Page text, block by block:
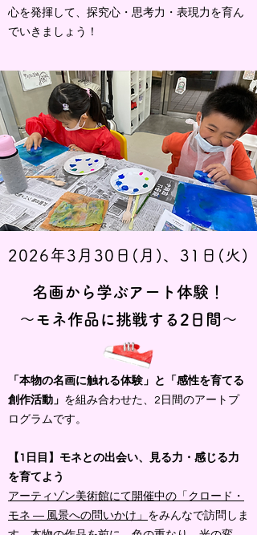
心を発揮して、探究心・思考力・表現力を育ん
でいきましょう！
2026年3月30日(月)、31日(火)
名画から学ぶアート体験！
〜モネ作品に挑戦する2日間〜
「本物の名画に触れる体験」と「感性を育てる
創作活動」 を組み合わせた、2日間のアートプ
ログラムです。
【1日目】モネとの出会い、見る力・感じる力
を育てよう
アーティゾン美術館にて開催中の「クロード・
モネ ― 風景への問いかけ」 をみんなで訪問しま